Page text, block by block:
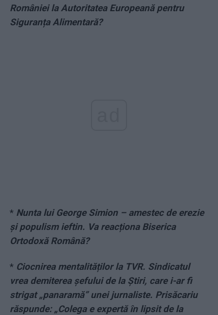
României la Autoritatea Europeană pentru
Siguranța Alimentară?
* Nunta lui George Simion – amestec de erezie
și populism ieftin. Va reacționa Biserica
Ortodoxă Română?
* Ciocnirea mentalităților la TVR. Sindicatul
vrea demiterea șefului de la Știri, care i-ar fi
strigat „panaramă” unei jurnaliste. Prisăcariu
răspunde: „Colega e expertă în lipsit de la